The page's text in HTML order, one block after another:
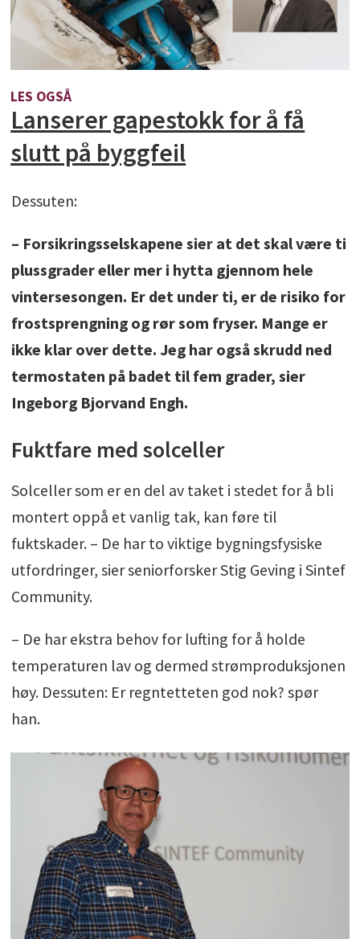
LES OGSÅ
Lanserer gapestokk for å få
slutt på byggfeil
Dessuten:
– Forsikringsselskapene sier at det skal være ti
plussgrader eller mer i hytta gjennom hele
vintersesongen. Er det under ti, er de risiko for
frostsprengning og rør som fryser. Mange er
ikke klar over dette. Jeg har også skrudd ned
termostaten på badet til fem grader, sier
Ingeborg Bjorvand Engh.
Fuktfare med solceller
Solceller som er en del av taket i stedet for å bli
montert oppå et vanlig tak, kan føre til
fuktskader. – De har to viktige bygningsfysiske
utfordringer, sier seniorforsker Stig Geving i Sintef
Community.
– De har ekstra behov for lufting for å holde
temperaturen lav og dermed strømproduksjonen
høy. Dessuten: Er regntetteten god nok? spør
han.